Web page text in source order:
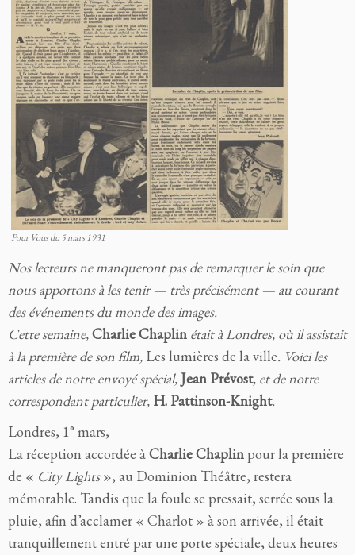
Pour Vous du 5 mars 1931
Nos lecteurs ne manqueront pas de remarquer le soin que
nous apportons à les tenir — très précisément — au courant
des événements du monde des images.
Cette semaine,Charlie Chaplin était à Londres, où il assistait
à la première de son film, Les lumières de la ville. Voici les
articles de notre envoyé spécial, Jean Prévost, et de notre
correspondant particulier, H. Pattinson-Knight.
Londres, 1° mars,
La réception accordée àCharlie Chaplin pour la première
de « City Lights», au Dominion Théâtre, restera
mémorable. Tandis que la foule se pressait, serrée sous la
pluie, afin d’acclamer « Charlot » à son arrivée, il était
tranquillement entré par une porte spéciale, deux heures